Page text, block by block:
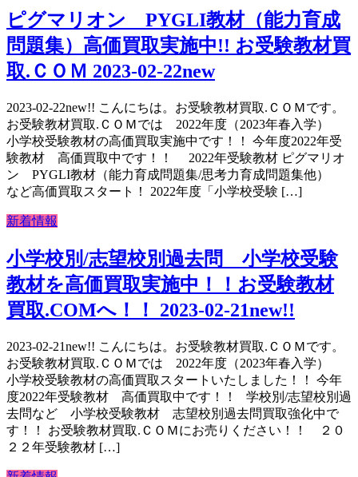
ピグマリオン PYGLI教材（能力育成
問題集）高価買取実施中!! お受験教材買
取.ＣＯＭ 2023-02-22new
2023-02-22new!! こんにちは。お受験教材買取.ＣＯＭです。
お受験教材買取.ＣＯＭでは 2022年度（2023年春入学）
小学校受験教材の高価買取実施中です！！ 今年度2022年受
験教材 高価買取中です！！ 2022年受験教材 ピグマリオ
ン PYGLI教材（能力育成問題集/思考力育成問題集他）
など高価買取スタート！ 2022年度「小学校受験 […]
新着情報
小学校別/志望校別過去問 小学校受験
教材を高価買取実施中！！お受験教材
買取.COMへ！！ 2023-02-21new!!
2023-02-21new!! こんにちは。お受験教材買取.ＣＯＭです。
お受験教材買取.ＣＯＭでは 2022年度（2023年春入学）
小学校受験教材の高価買取スタートいたしました！！ 今年
度2022年受験教材 高価買取中です！！ 学校別/志望校別過
去問など 小学校受験教材 志望校別過去問買取強化中で
す！！ お受験教材買取.ＣＯＭにお売りください！！ ２０
２２年受験教材 […]